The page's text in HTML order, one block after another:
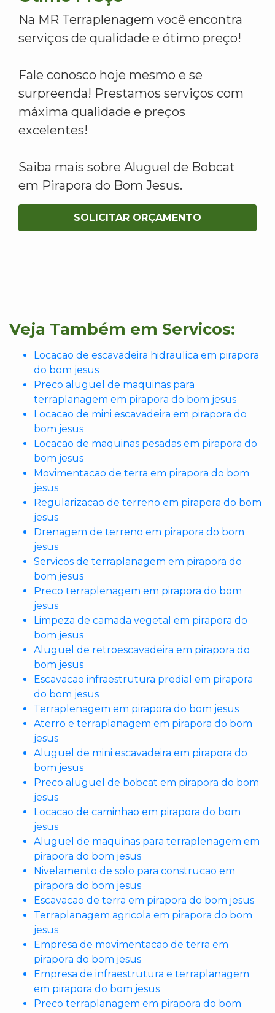
Na MR Terraplenagem você encontra
serviços de qualidade e ótimo preço!
Fale conosco hoje mesmo e se
surpreenda! Prestamos serviços com
máxima qualidade e preços
excelentes!
Saiba mais sobre Aluguel de Bobcat
em Pirapora do Bom Jesus.
SOLICITAR ORÇAMENTO
Veja Também em Servicos:
Locacao de escavadeira hidraulica em pirapora
do bom jesus
Preco aluguel de maquinas para
terraplanagem em pirapora do bom jesus
Locacao de mini escavadeira em pirapora do
bom jesus
Locacao de maquinas pesadas em pirapora do
bom jesus
Movimentacao de terra em pirapora do bom
jesus
Regularizacao de terreno em pirapora do bom
jesus
Drenagem de terreno em pirapora do bom
jesus
Servicos de terraplanagem em pirapora do
bom jesus
Preco terraplenagem em pirapora do bom
jesus
Limpeza de camada vegetal em pirapora do
bom jesus
Aluguel de retroescavadeira em pirapora do
bom jesus
Escavacao infraestrutura predial em pirapora
do bom jesus
Terraplenagem em pirapora do bom jesus
Aterro e terraplanagem em pirapora do bom
jesus
Aluguel de mini escavadeira em pirapora do
bom jesus
Preco aluguel de bobcat em pirapora do bom
jesus
Locacao de caminhao em pirapora do bom
jesus
Aluguel de maquinas para terraplenagem em
pirapora do bom jesus
Nivelamento de solo para construcao em
pirapora do bom jesus
Escavacao de terra em pirapora do bom jesus
Terraplanagem agricola em pirapora do bom
jesus
Empresa de movimentacao de terra em
pirapora do bom jesus
Empresa de infraestrutura e terraplanagem
em pirapora do bom jesus
Preco terraplanagem em pirapora do bom